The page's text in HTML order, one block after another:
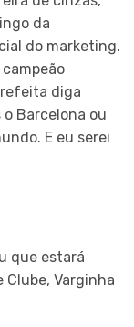
da
do marketing.
diga
o Barcelona ou
E eu serei
que estará
Clube, Varginha